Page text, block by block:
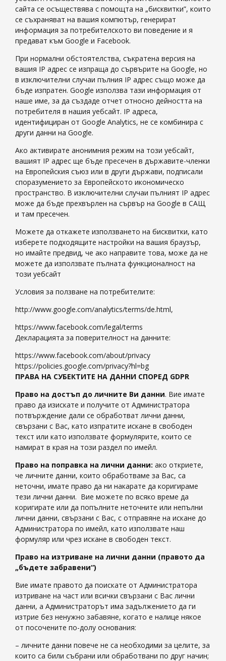
сайта се осъществява с помощта на „бисквитки”, които
се съхраняват на вашия компютър, генерират
информация за потребителското ви поведение и я
предават към Google и Facebook.
При нормални обстоятелства, съкратена версия на
вашия IP адрес се изпраща до сървърите на Google, но
в изключителни случаи пълния IP адрес също може да
бъде изпратен. Google използва тази информация от
наше име, за да създаде отчет относно дейността на
потребителя в нашия уебсайт. IP адреса,
идентифициран от Google Analytics, не се комбинира с
други данни на Google.
Ако активирате анонимния режим на този уебсайт,
вашият IP адрес ще бъде пресечен в държавите-членки
на Европейския съюз или в други държави, подписали
споразумението за Европейското икономическо
пространство. В изключителни случаи пълният IP адрес
може да бъде прехвърлен на сървър на Google в САЩ
и там пресечен.
Можете да откажете използването на бисквитки, като
изберете подходящите настройки на вашия браузър,
но имайте предвид, че ако направите това, може да не
можете да използвате пълната функционалност на
този уебсайт
Условия за ползване на потребителите:
http://www.google.com/analytics/terms/de.html,
https://www.facebook.com/legal/terms
Декларацията за поверителност на данните:
https://www.facebook.com/about/privacy
https://policies.google.com/privacy?hl=bg
ПРАВА НА СУБЕКТИТЕ НА ДАННИ СПОРЕД GDPR
Право на достъп до личните Ви данни. Вие имате
право да изискате и получите от Администратора
потвърждение дали се обработват лични данни,
свързани с Вас, като изпратите искане в свободен
текст или като използвате формулярите, които се
намират в края на този раздел по имейл.
Право на поправка на лични данни: ако откриете,
че личните данни, които обработваме за Вас, са
неточни, имате право да ни накарате да коригираме
тези лични данни. Вие можете по всяко време да
коригирате или да попълните неточните или непълни
лични данни, свързани с Вас, с отправяне на искане до
Администратора по имейл, като използвате наш
формуляр или чрез искане в свободен текст.
Право на изтриване на лични данни (правото да
„бъдете забравени“)
Вие имате правото да поискате от Администратора
изтриване на част или всички свързани с Вас лични
данни, а Администраторът има задължението да ги
изтрие без ненужно забавяне, когато е налице някое
от посочените по-долу основания:
– личните данни повече не са необходими за целите, за
които са били събрани или обработвани по друг начин;